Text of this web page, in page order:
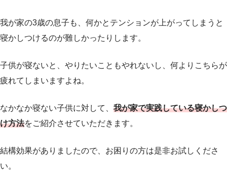
我が家の3歳の息子も、何かとテンションが上がってしまうと
寝かしつけるのが難しかったりします。
子供が寝ないと、やりたいこともやれないし、何よりこちらが
疲れてしまいますよね。
なかなか寝ない子供に対して、 我が家で実践している寝かしつ
け方法をご紹介させていただきます。
結構効果がありましたので、お困りの方は是非お試しくださ
い。